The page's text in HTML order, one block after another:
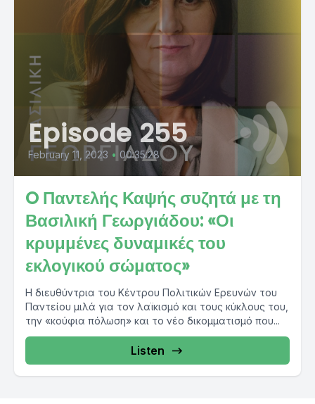
Episode 255
February 11, 2023 • 00:35:28
O Παντελής Καψής συζητά με τη
Βασιλική Γεωργιάδου: «Οι
κρυμμένες δυναμικές του
εκλογικού σώματος»
Η διευθύντρια του Κέντρου Πολιτικών Ερευνών του
Παντείου μιλά για τον λαϊκισμό και τους κύκλους του,
την «κούφια πόλωση» και το νέο δικομματισμό που...
Listen